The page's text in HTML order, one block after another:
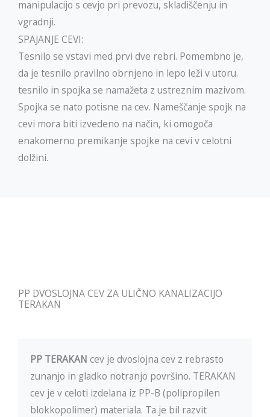
manipulacijo s cevjo pri prevozu, skladiščenju in
vgradnji.
SPAJANJE CEVI:
Tesnilo se vstavi med prvi dve rebri. Pomembno je,
da je tesnilo pravilno obrnjeno in lepo leži v utoru.
tesnilo in spojka se namažeta z ustreznim mazivom.
Spojka se nato potisne na cev. Nameščanje spojk na
cevi mora biti izvedeno na način, ki omogoča
enakomerno premikanje spojke na cevi v celotni
dolžini.
PP DVOSLOJNA CEV ZA ULIČNO KANALIZACIJO
TERAKAN
PP TERAKAN cev je dvoslojna cev z rebrasto
zunanjo in gladko notranjo površino. TERAKAN
cev je v celoti izdelana iz PP-B (polipropilen
blokkopolimer) materiala. Ta je bil razvit